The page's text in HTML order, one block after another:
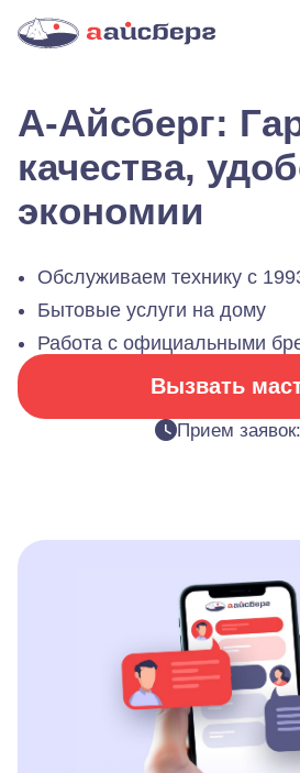
А-Айсберг:
качества,
экономии
Обслуживаем технику с
Бытовые услуги на дому
Работа с официальными
Вызвать
Прием заявок: